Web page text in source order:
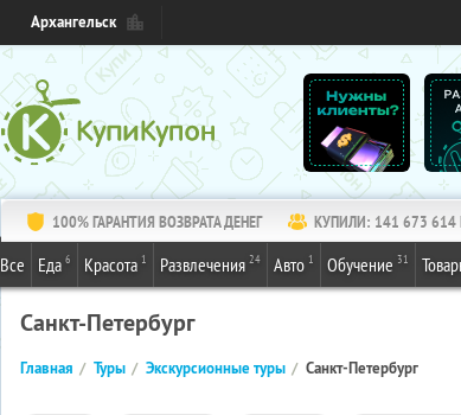
Архангельск
100% ГАРАНТИЯ ВОЗВРАТА ДЕНЕГ КУПИЛИ: 141 673 614
Все Еда 6 Красота 1 Развлечения 24 Авто 1 Обучение 31
Санкт-Петербург
Главная Туры Экскурсионные туры Санкт-Петербург